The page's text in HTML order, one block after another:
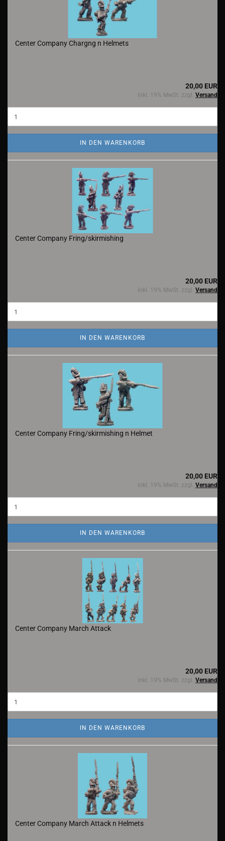
Center Company Chargng n Helmets
20,00 EUR
inkl. 19% MwSt. zzgl. Versand
IN DEN WARENKORB
Center Company Fring/skirmishing
20,00 EUR
inkl. 19% MwSt. zzgl. Versand
IN DEN WARENKORB
Center Company Fring/skirmishing n Helmet
20,00 EUR
inkl. 19% MwSt. zzgl. Versand
IN DEN WARENKORB
Center Company March Attack
20,00 EUR
inkl. 19% MwSt. zzgl. Versand
IN DEN WARENKORB
Center Company March Attack n Helmets